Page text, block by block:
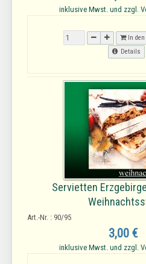
inklusive Mwst. und zzgl.
In den
Details
Servietten
Art.-Nr. : 90/95
3,00 €
inklusive Mwst. und zzgl.